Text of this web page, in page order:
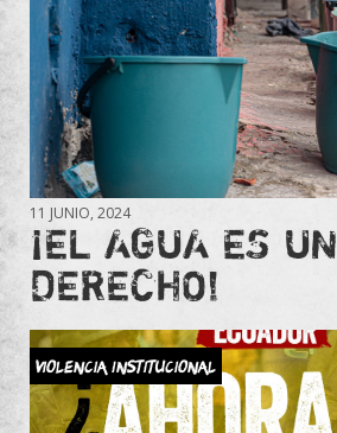
11 JUNIO, 2024
¡EL AGUA ES UN
DERECHO!
Violencia Institucional